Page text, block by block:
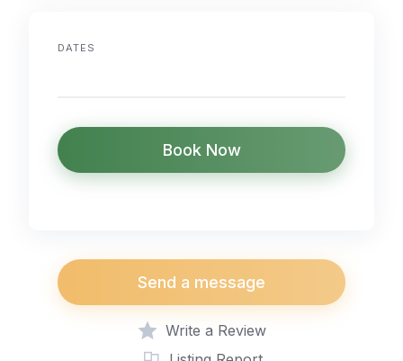
DATES
Book Now
Send a message
Write a Review